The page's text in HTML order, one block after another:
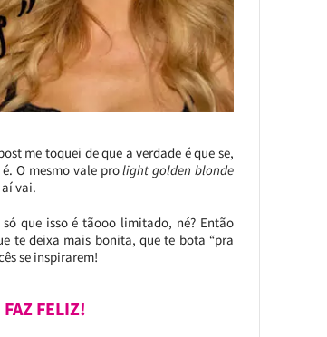
me toquei de que a verdade é que se,
O mesmo vale prolight golden blonde
vai.
que isso é tãooo limitado, né? Então
te deixa mais bonita, que te bota “pra
se inspirarem!
FELIZ!